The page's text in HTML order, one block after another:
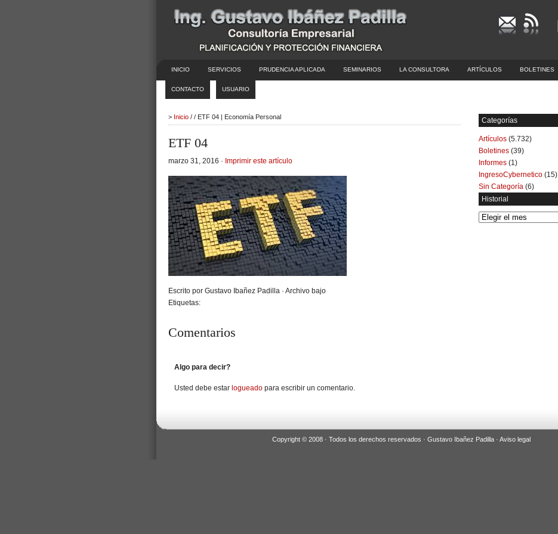
INICIO SERVICIOS PRUDENCIA APLICADA SEMINARIOS LA CONSULTORA ARTÍCULOS BOLETINES
CONTACTO USUARIO
> Inicio / / ETF 04 | Economía Personal
ETF 04
marzo 31, 2016 · Imprimir este artículo
Escrito por Gustavo Ibañez Padilla · Archivo bajo
Etiquetas:
Comentarios
Algo para decir?
Usted debe estar logueado para escribir un comentario.
Categorías
Artículos (5.732)
Boletines (39)
Informes (1)
IngresoCybernetico (15)
Sin Categoría (6)
Historial
Historial
Copyright © 2008 · Todos los derechos reservados · Gustavo Ibañez Padilla · Aviso legal